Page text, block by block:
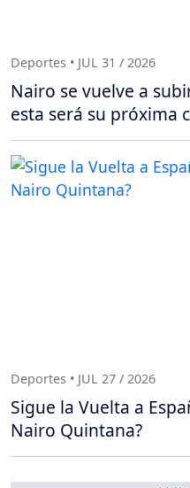
Deportes • JUL 31 / 2026
Nairo se vuelve a
esta será su próxima
Deportes • JUL 27 / 2026
Sigue la Vuelta a
Nairo Quintana?